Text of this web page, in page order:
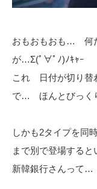
おもおもおも… 何
が…Σ(ﾟ∀ﾟﾉ)ﾉｷｬｰ
これ 日付が切り替
で… ほんとびっく
しかも2タイプを
まで別で登場する
新韓銀行さんっ